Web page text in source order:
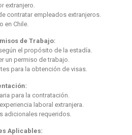
extranjero.
contratar empleados extranjeros.
en Chile.
de Trabajo:
el propósito de la estadía.
un permiso de trabajo.
para la obtención de visas.
para la contratación.
laboral extranjera.
adicionales requeridos.
Aplicables: